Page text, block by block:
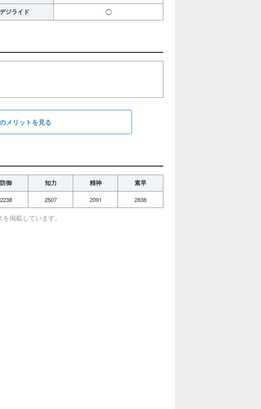
デジライド ◯
メリットを見る
防御 知力 精神 素早
2238 2507 2091 2838
掲載しています。